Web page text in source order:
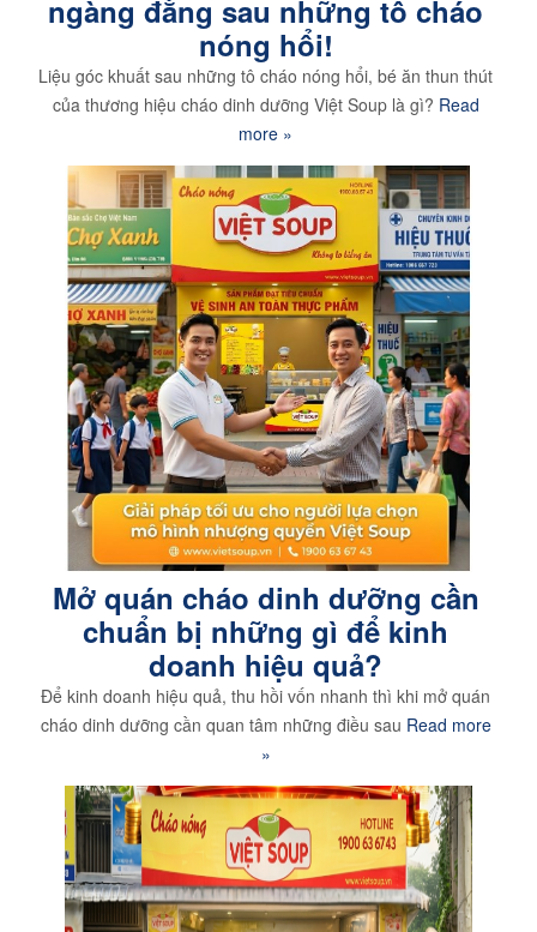
ngàng đằng sau những tô cháo
nóng hổi!
Liệu góc khuất sau những tô cháo nóng hổi, bé ăn thun thút
của thương hiệu cháo dinh dưỡng Việt Soup là gì? Read
more »
Mở quán cháo dinh dưỡng cần
chuẩn bị những gì để kinh
doanh hiệu quả?
Để kinh doanh hiệu quả, thu hồi vốn nhanh thì khi mở quán
cháo dinh dưỡng cần quan tâm những điều sau Read more
»